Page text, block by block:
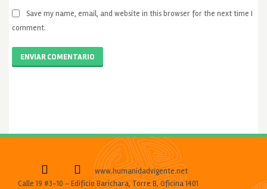
Save my name, email, and website in this browser for the next time I
comment.
ENVIAR COMENTARIO
www.humanidadvigente.net
Calle 19 #3-10 - Edificio Barichara, Torre B, Oficina 1401